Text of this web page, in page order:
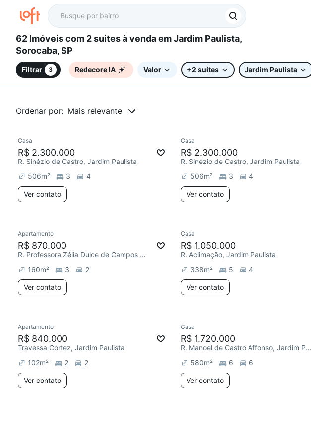
62 Imóveis com 2 suites à venda em Jardim Paulista,
Sorocaba, SP
Filtrar 3 Redecore IA Valor +2 suítes Jardim Paulista
Ordenar por: Mais relevante
Chegou há 3 dias
Casa
R$ 2.300.000
R. Sinézio de Castro, Jardim Paulista
506m² 3 4
Ver contato
Chegou este mês
Casa
R$ 2.300.000
R. Sinézio de Castro, Jardim Paulista
506m² 3 4
Ver contato
Redecorar
Apartamento
R$ 870.000
R. Professora Zélia Dulce de Campos Maia, Jardim Paulista
160m² 3 2
Ver contato
Chegou este mês
Casa
R$ 1.050.000
R. Aclimação, Jardim Paulista
338m² 5 4
Ver contato
Redecorar
Apartamento
R$ 840.000
Travessa Cortez, Jardim Paulista
102m² 2 2
Ver contato
Casa
R$ 1.720.000
R. Manoel de Castro Affonso, Jardim Paulista
580m² 6 6
Ver contato